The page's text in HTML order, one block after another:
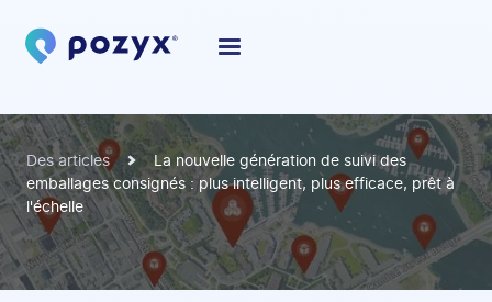
Des articles
La nouvelle génération de suivi des
emballages consignés : plus intelligent, plus efficace, prêt à
l'échelle